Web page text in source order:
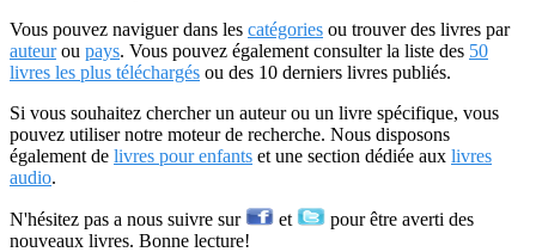
Vous pouvez naviguer dans les catégories ou trouver des livres par
auteurou pays. Vous pouvez également consulter la liste des 50
livres les plus téléchargés ou des 10 derniers livres publiés.
Si vous souhaitez chercher un auteur ou un livre spécifique, vous
pouvez utiliser notre moteur de recherche. Nous disposons
également de livres pour enfants et une section dédiée aux livres
audio.
N'hésitez pas a nous suivre sur et
pour être averti des
nouveaux livres. Bonne lecture!